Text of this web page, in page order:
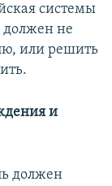
системы
должен не
или решить
и
должен